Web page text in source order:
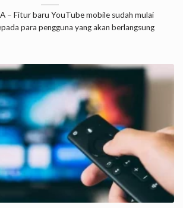
– Fitur baru YouTube mobile sudah mulai
para pengguna yang akan berlangsung